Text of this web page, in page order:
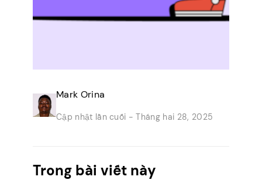
Mark Orina
Cập nhật lần cuối - Tháng hai 28, 2025
Trong bài viết này